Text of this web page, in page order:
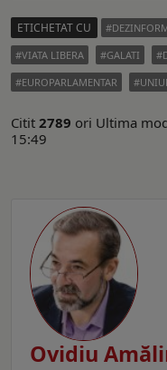
ETICHETAT CU
VIATA LIBERA
GALATI
EUROPARLAMENTAR
Citit 2789 ori Ultima
15:49
Ovidiu